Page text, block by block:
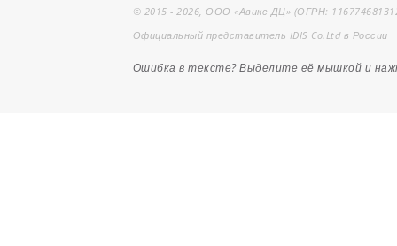
© 2015 - 2026, ООО «Авикс ДЦ» (ОГРН:
Официальный представитель IDIS Co.Ltd в России
Ошибка в тексте? Выделите её мышкой и